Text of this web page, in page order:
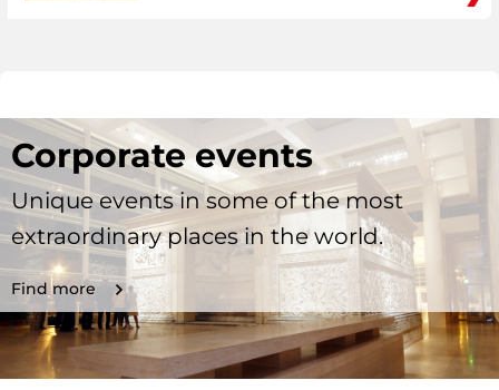
Corporate events
Unique events in some of the most
extraordinary places in the world.
Find more